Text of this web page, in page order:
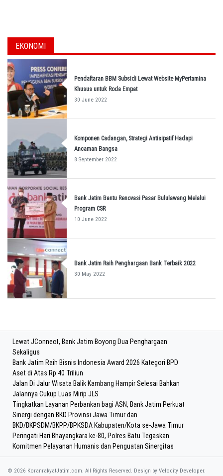
EKONOMI
Pendaftaran BBM Subsidi Lewat Website MyPertamina
Khusus untuk Roda Empat
30 June 2022
Komponen Cadangan, Strategi Antisipatif Hadapi
Ancaman Bangsa
8 September 2022
Bank Jatim Bantu Renovasi Pasar Bululawang Melalui
Program CSR
10 June 2022
Bank Jatim Raih Penghargaan Bank Terbaik 2022
30 May 2022
Lewat JConnect, Bank Jatim Boyong Dua Penghargaan
Sekaligus
Bank Jatim Raih Bisnis Indonesia Award 2026 Kategori BPD
Aset di Atas Rp 40 Triliun
Jalan Di Jalur Wisata Balik Kambang Hampir Selesai Bahkan
Jalannya Cukup Luas Mirip JLS
Tingkatkan Layanan Perbankan bagi ASN, Bank Jatim Perkuat
Sinergi dengan BKD Provinsi Jawa Timur dan
BKD/BKPSDM/BKPP/BPKSDA Kabupaten/Kota se-Jawa Timur
Peringati Hari Bhayangkara ke-80, Polres Batu Tegaskan
Komitmen Pelayanan Humanis dan Penguatan Sinergitas
© 2026 KoranrakyatJatim.com. All Rights Reserved. Design by Velocity Developer.